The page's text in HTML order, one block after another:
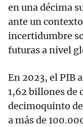
en una décima
ante un
incertidumbre
futuras a nivel
En 2023, el PIB
1,62 billones de
decimoquinto
a más de